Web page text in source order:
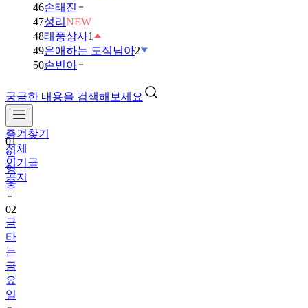
46손태진
47성리 NEW
48태풍상사1
49은애하는 도적님아2
50손빈아
궁금한 내용을 검색해보세요
즐겨찾기
전체
인기글
공지
01
임
영
웅
02
금
타
는
금
요
일